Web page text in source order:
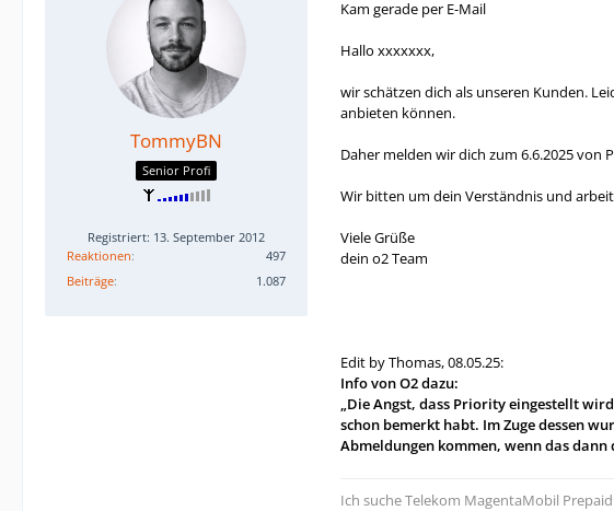
TommyBN
Senior Profi
Registriert: 13. September 2012
Reaktionen
497
Beiträge
1.087
Kam gerade per E-Mail
Hallo xxxxxxx,
wir schätzen dich als unseren Kunden.
anbieten können.
Daher melden wir dich zum 6.6.2025
Wir bitten um dein Verständnis und
Viele Grüße
dein o2 Team
Edit by Thomas, 08.05.25:
Info von O2 dazu:
„Die Angst, dass Priority eingestellt
schon bemerkt habt. Im Zuge dessen
Abmeldungen kommen, wenn das
Ich suche Telekom MagentaMobil